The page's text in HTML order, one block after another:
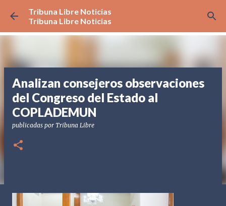
Ir al contenido principal
Tribuna Libre Noticias
Tribuna Libre Noticias
Analizan consejeros observaciones
del Congreso del Estado al
COPLADEMUN
publicadas por Tribuna Libre